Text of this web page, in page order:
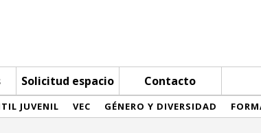
Solicitud espacio Contacto
JUVENIL VEC GÉNERO Y DIVERSIDAD